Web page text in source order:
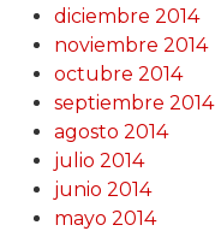
diciembre 2014
noviembre 2014
octubre 2014
septiembre 2014
agosto 2014
julio 2014
junio 2014
mayo 2014